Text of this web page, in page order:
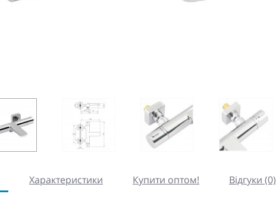
Характеристики Купити оптом!
Відгуки (0)